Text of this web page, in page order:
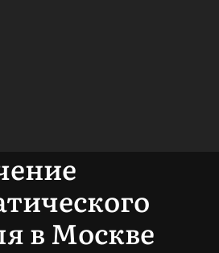
в Москве